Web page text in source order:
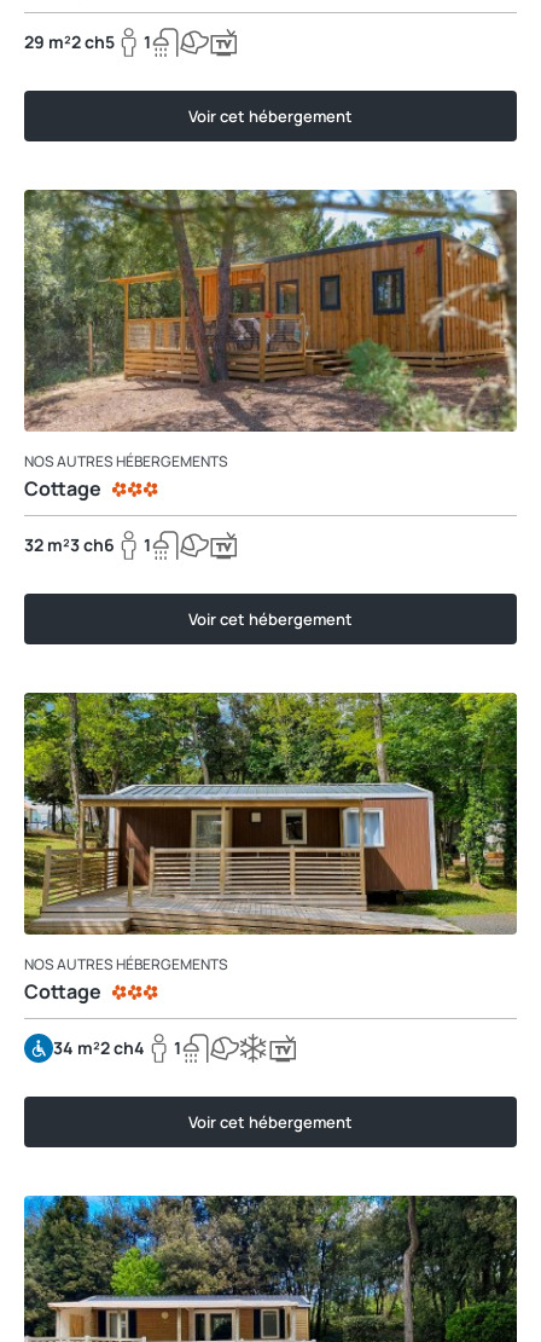
29 m²2 ch5 1
Voir cet hébergement
NOS AUTRES HÉBERGEMENTS
Cottage
32 m²3 ch6 1
Voir cet hébergement
NOS AUTRES HÉBERGEMENTS
Cottage
34 m²2 ch4 1
Voir cet hébergement